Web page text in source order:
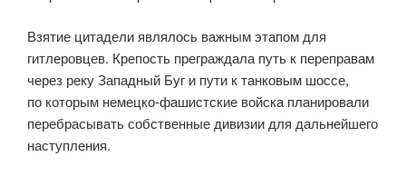
Взятие цитадели являлось важным этапом для
гитлеровцев. Крепость преграждала путь к переправам
через реку Западный Буг и пути к танковым шоссе,
по которым немецко-фашистские войска планировали
перебрасывать собственные дивизии для дальнейшего
наступления.